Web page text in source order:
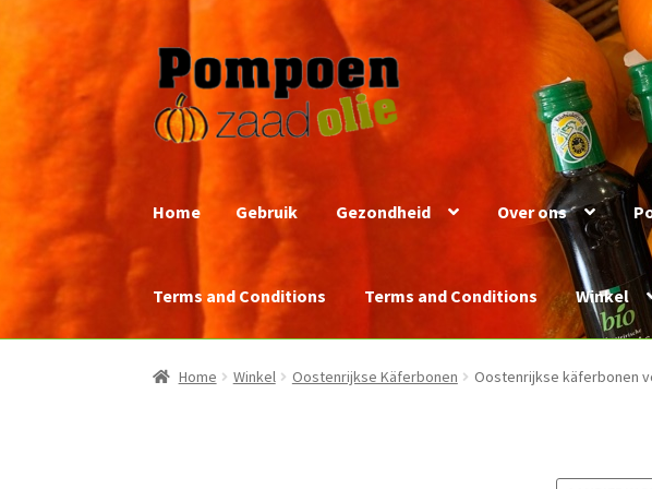
Ga
door
naar
navigatie
Ga
naar
de
inhoud
Home Gebruik Gezondheid Over ons
Terms and Conditions Terms and Conditions Winkel
Home Winkel Oostenrijkse Käferbonen Oostenrijkse käferbonen